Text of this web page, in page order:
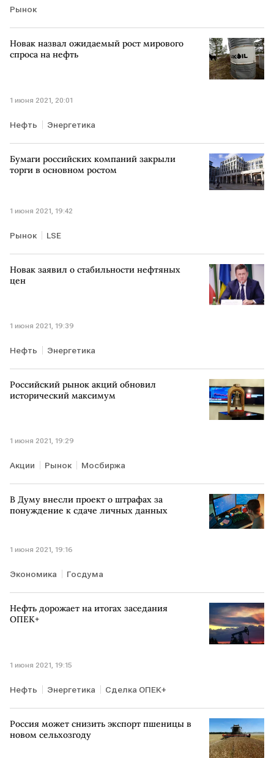
Рынок
Новак назвал ожидаемый рост мирового
спроса на нефть
1 июня 2021, 20:01
Нефть Энергетика
Бумаги российских компаний закрыли
торги в основном ростом
1 июня 2021, 19:42
Рынок LSE
Новак заявил о стабильности нефтяных
цен
1 июня 2021, 19:39
Нефть Энергетика
Российский рынок акций обновил
исторический максимум
1 июня 2021, 19:29
Акции Рынок Мосбиржа
В Думу внесли проект о штрафах за
понуждение к сдаче личных данных
1 июня 2021, 19:16
Экономика Госдума
Нефть дорожает на итогах заседания
ОПЕК+
1 июня 2021, 19:15
Нефть Энергетика Сделка ОПЕК+
Россия может снизить экспорт пшеницы в
новом сельхозгоду